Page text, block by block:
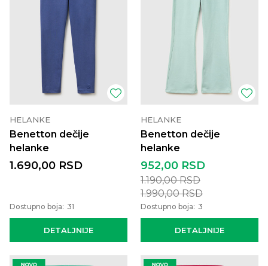
HELANKE
Benetton dečije
helanke
DETALJNIJE
1.690,00 RSD
Dostupno boja: 31
HELANKE
Benetton dečije
helanke
DETALJNIJE
952,00 RSD
1.190,00RSD
1.990,00RSD
Dostupno boja: 3